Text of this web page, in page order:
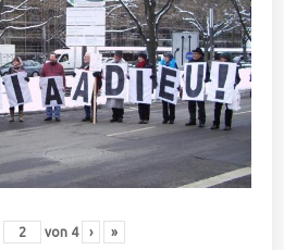
von 4 › »